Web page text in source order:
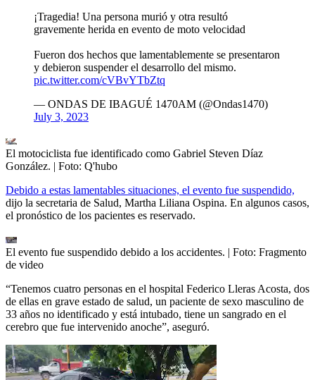
¡Tragedia! Una persona murió y otra resultó
gravemente herida en evento de moto velocidad
Fueron dos hechos que lamentablemente se presentaron
y debieron suspender el desarrollo del mismo.
pic.twitter.com/cVBvYTbZtq
— ONDAS DE IBAGUÉ 1470AM (@Ondas1470)
July 3, 2023
El motociclista fue identificado como Gabriel Steven Díaz
González. | Foto: Q'hubo
Debido a estas lamentables situaciones, el evento fue suspendido,
dijo la secretaria de Salud, Martha Liliana Ospina. En algunos casos,
el pronóstico de los pacientes es reservado.
El evento fue suspendido debido a los accidentes. | Foto: Fragmento
de video
“Tenemos cuatro personas en el hospital Federico Lleras Acosta, dos
de ellas en grave estado de salud, un paciente de sexo masculino de
33 años no identificado y está intubado, tiene un sangrado en el
cerebro que fue intervenido anoche”, aseguró.